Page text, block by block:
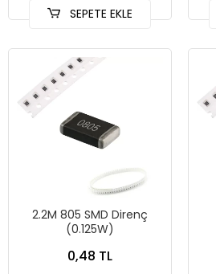
SEPETE EKLE
2.2M 805 SMD Direnç
(0.125W)
0,48 TL